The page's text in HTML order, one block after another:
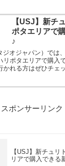
閉園が15時まで
20...
【USJ】新チ
ポタエリアで
♪
ジオジャパン）では
リポタエリアで購入
かれる方はぜひチェ
スポンサーリンク
【USJ】新チュリ
リアで購入できる